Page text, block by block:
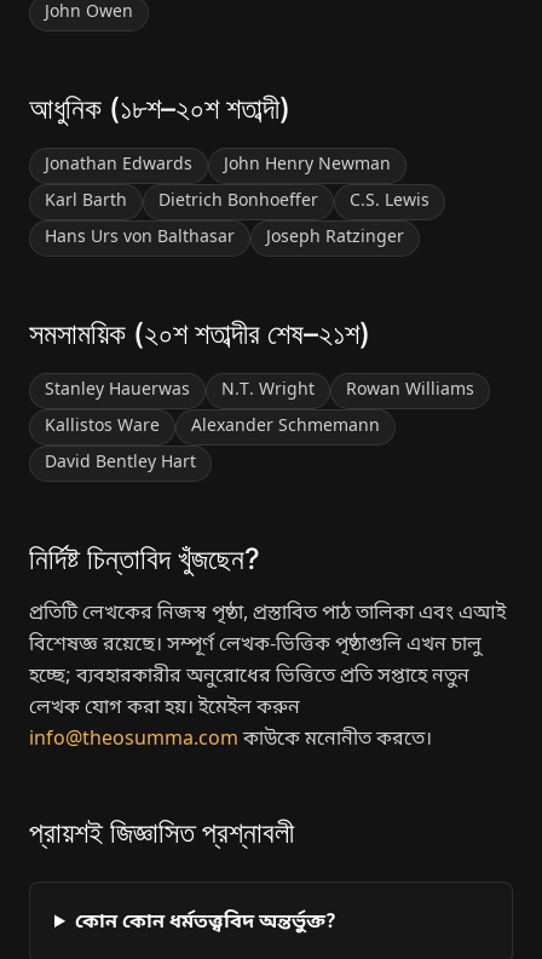
John Owen
আধুনিক (১৮শ–২০শ শতাব্দী)
Jonathan Edwards
John Henry Newman
Karl Barth
Dietrich Bonhoeffer
C.S. Lewis
Hans Urs von Balthasar
Joseph Ratzinger
সমসাময়িক (২০শ শতাব্দীর শেষ–২১শ)
Stanley Hauerwas N.T. Wright
Rowan Williams
Kallistos Ware
Alexander Schmemann
David Bentley Hart
নির্দিষ্ট চিন্তাবিদ খুঁজছেন?
প্রতিটি লেখকের নিজস্ব পৃষ্ঠা, প্রস্তাবিত পাঠ তালিকা এবং এআই
বিশেষজ্ঞ রয়েছে। সম্পূর্ণ লেখক-ভিত্তিক পৃষ্ঠাগুলি এখন চালু
হচ্ছে; ব্যবহারকারীর অনুরোধের ভিত্তিতে প্রতি সপ্তাহে নতুন
লেখক যোগ করা হয়। ইমেইল করুন
info@theosumma.com কাউকে মনোনীত করতে।
প্রায়শই জিজ্ঞাসিত প্রশ্নাবলী
কোন কোন ধর্মতত্ত্ববিদ অন্তর্ভুক্ত?